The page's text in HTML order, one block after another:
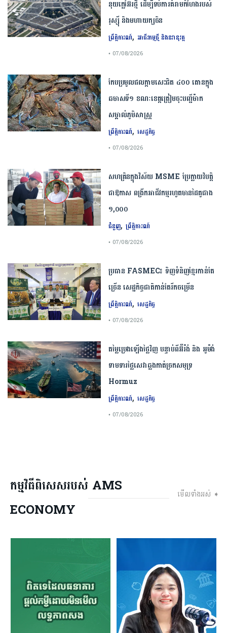
នុយក្លេអ៊ែរ​ថ្មី ដើម្បីទប់ការគំរាមកំហែងរបស់​
រុស្ស៊ី និងមហាយក្សចិន
ព្រឹត្តិការណ៍, អាជីវកម្មថ្មី និងនវានុវត្ត
• 07/08/2026
កែប​ប្រមូល​ផល​ក្តាម​សេះ​ជិត​ ​៤០០ ​តោន​ក្នុង​
ឆមាស​ទី​១​ ​ខណៈ​ខេត្ត​ត្រៀម​ចុះបញ្ជី​ម៉ាក​
សម្គាល់​ភូមិសាស្ត្រ​
ព្រឹត្តិការណ៍, សេដ្ឋកិច្ច
• 07/08/2026
សហគ្រិនក្នុងវិស័យ MSME ប្រែក្លាយវិបត្តិ
ជាឱកាស ពង្រីកអាជីវកម្មរហូតមានដៃគូជាង
១,០០០
ជំនួញ,ព្រឹត្តិការណ៍
• 07/08/2026
ប្រធាន​​ ​FASMEC​៖​ ​ទិញ​ទំនិញ​ខ្មែរ​កាន់តែ​
ច្រើន​ ​សេដ្ឋកិច្ច​ជាតិ​កាន់តែ​រីកចម្រើន​
ព្រឹត្តិការណ៍, សេដ្ឋកិច្ច
• 07/08/2026
តម្លៃប្រេងឡើងថ្លៃវិញ បន្ទាប់ពីអ៊ីរ៉ង់ និង អូម៉ង់
ទាមទារថ្លៃសេវាឆ្លងកាត់ច្រកសមុទ្រ
Hormuz
ព្រឹត្តិការណ៍, សេដ្ឋកិច្ច
• 07/08/2026
កម្មវិធីពិសេសរបស់ AMS
ECONOMY
មើលទាំងអស់ ➧